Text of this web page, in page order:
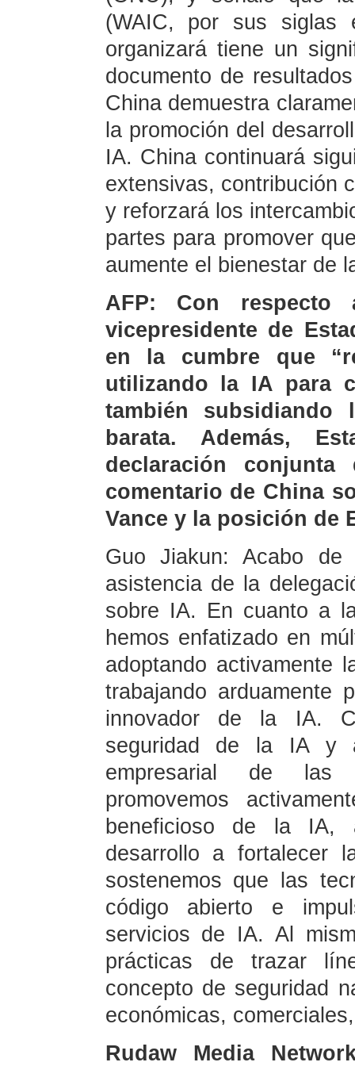
(WAIC, por sus siglas
organizará tiene un
documento de
China demuestra
la promoción del
IA. China continuará
extensivas, contribución
y reforzará los
partes para promover
aumente el bienestar de
AFP: Con
vicepresidente de
en la cumbre que
utilizando la IA para
también subsidiando
barata. Además,
declaración
comentario de China
Vance y la posición de
Guo Jiakun: Acabo de
asistencia de la
sobre IA. En cuanto a
hemos enfatizado en
adoptando activamente
trabajando arduamente
innovador de la IA.
seguridad de la IA y
empresarial de las
promovemos
beneficioso de la IA,
desarrollo a fortalecer
sostenemos que las
código abierto e
servicios de IA. Al
prácticas de trazar
concepto de seguridad
económicas,
Rudaw Media